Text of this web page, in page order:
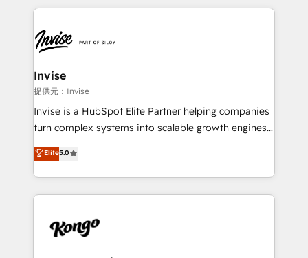
streamline and enhance your Sales, Marketing &
commercial operations. We're good at RevOps,
automating and optimizing your marketing, sales &
service operations with AI, designing and building
your website, and we drive growth through Account-
Based Marketing, SEO, SEA and many other tactics.
No worries, we will advise you in which to deploy
brings us to our mission; to effectively guide as
much Benelux companies as possible to be
Invise
提供元：Invise
Invise is a HubSpot Elite Partner helping companies
turn complex systems into scalable growth engines.
We combine strategy, technology and change
management to drive measurable results. As part of
the fast-growing Siloy Group, we unite more than
250+ HubSpot experts across Europe – ready to
business goals. Talk to us if you’re looking to: -
Elite5.0